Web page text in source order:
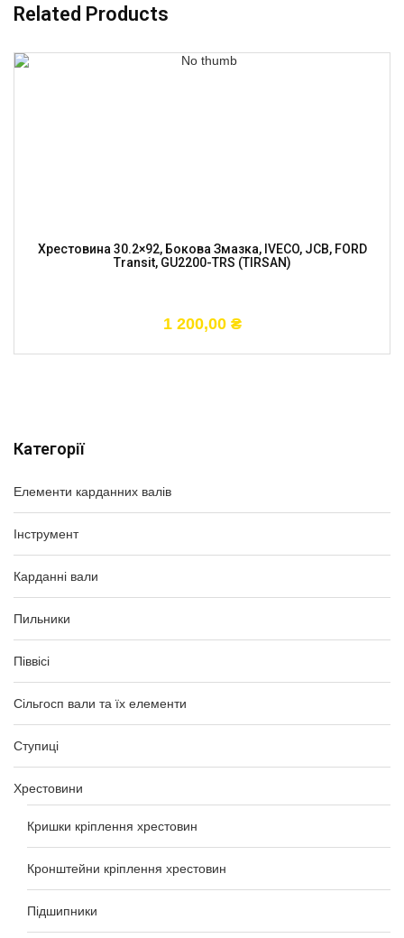
Категорії
Елементи карданних валів
Інструмент
Карданні вали
Пильники
Піввісі
Сільгосп вали та їх елементи
Ступиці
Хрестовини
Кришки кріплення хрестовин
Кронштейни кріплення хрестовин
Підшипники
Related Products
Хрестовина 30.2×92, Бокова Змазка, IVECO, JCB, FORD
Transit, GU2200-TRS (TIRSAN)
1 200,00 ₴